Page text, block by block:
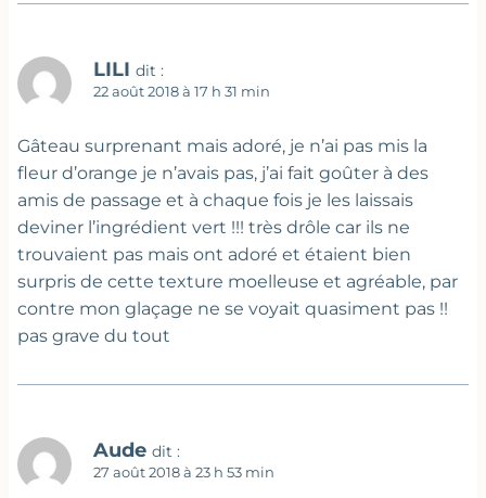
LILI dit :
22 août 2018 à 17 h 31 min
Gâteau surprenant mais adoré, je n’ai pas mis la
fleur d’orange je n’avais pas, j’ai fait goûter à des
amis de passage et à chaque fois je les laissais
deviner l’ingrédient vert !!! très drôle car ils ne
trouvaient pas mais ont adoré et étaient bien
surpris de cette texture moelleuse et agréable, par
contre mon glaçage ne se voyait quasiment pas !!
pas grave du tout
Aude dit :
27 août 2018 à 23 h 53 min